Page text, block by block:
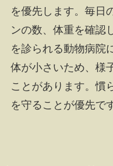
を優先します。毎日
ンの数、体重を確認
を診られる動物病院
体が小さいため、様
ことがあります。慣
を守ることが優先で